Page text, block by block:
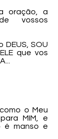
oração, a
vossos
DEUS, SOU
que vos
o Meu
MIM, e
é manso e